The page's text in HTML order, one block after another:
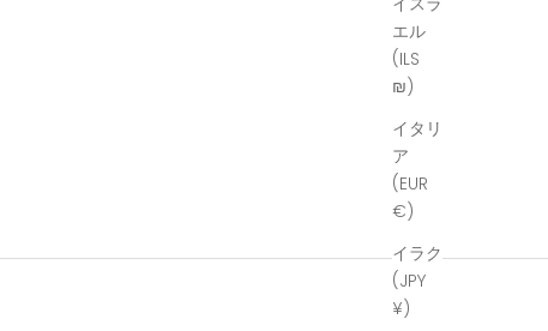
エル
(ILS
₪)
イタリ
ア
(EUR
€)
イラク
(JPY
¥)